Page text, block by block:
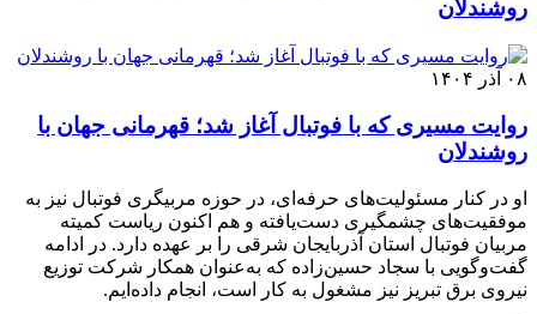
روشندلان
۰۸ آذر ۱۴۰۴
روایت مسیری که با فوتبال آغاز شد؛ قهرمانی جهان با
روشندلان
او در کنار مسئولیت‌های حرفه‌ای، در حوزه مربیگری فوتبال نیز به
موفقیت‌های چشمگیری دست‌یافته و هم اکنون ریاست کمیته
مربیان فوتبال استان آذربایجان شرقی را بر عهده دارد. در ادامه
گفت‌وگویی با سجاد حسین‌زاده که به‌عنوان همکار شرکت توزیع
نیروی برق تبریز نیز مشغول به کار است، انجام داده‌ایم.